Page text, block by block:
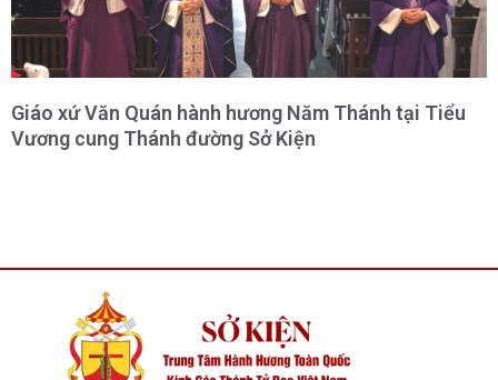
Giáo xứ Văn Quán hành hương Năm Thánh tại Tiểu
Vương cung Thánh đường Sở Kiện